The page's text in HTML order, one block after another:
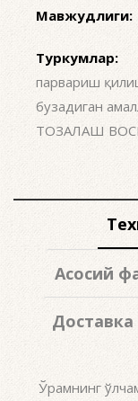
Мавжудлиги:
Туркумлар:
парвариш
бузадиган
ТОЗАЛАШ
Асосий
Доставка
Ўрамнинг